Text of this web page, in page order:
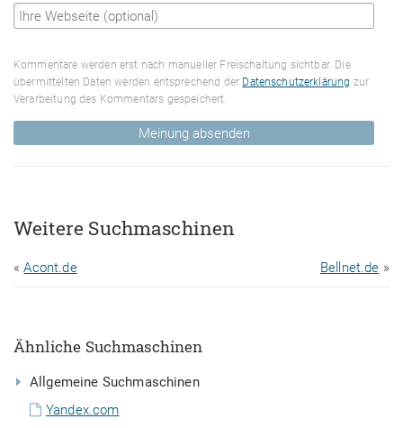
Kommentare werden erst nach manueller Freischaltung sichtbar. Die
übermittelten Daten werden entsprechend der Datenschutzerklärung zur
Verarbeitung des Kommentars gespeichert.
Meinung absenden
Weitere Suchmaschinen
«Acont.de Bellnet.de »
Ähnliche Suchmaschinen
Allgemeine Suchmaschinen
Yandex.com